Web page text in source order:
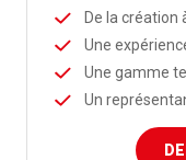
De la création
Une
Une gamme
Un